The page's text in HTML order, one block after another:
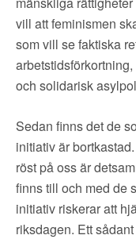
vill att feminismen
som vill se faktiska
och solidarisk
Sedan finns det de
initiativ är
röst på oss är
finns till och med de
initiativ riskerar att
riksdagen. Ett